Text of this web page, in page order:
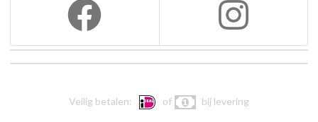
Veilig betalen: of bij levering